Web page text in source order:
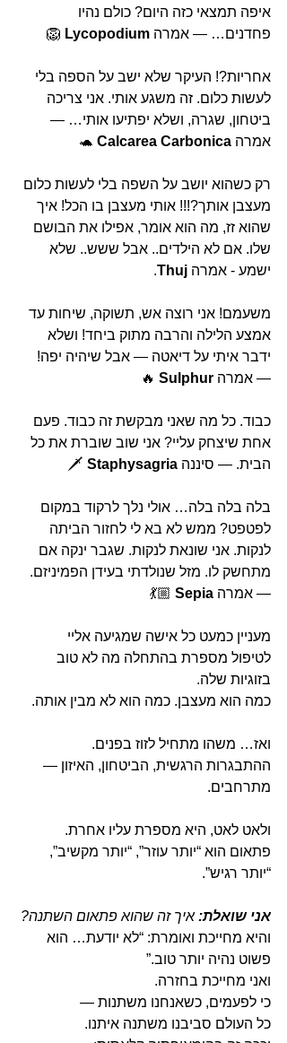
איפה תמצאי כזה היום? כולם נהיו
פחדנים… — אמרה Lycopodium
🦁
אחריות?! העיקר שלא ישב על הספה בלי
לעשות כלום. זה משגע אותי. אני צריכה
ביטחון, שגרה, ושלא יפתיעו אותי… —
אמרה Calcarea Carbonica
🐢
רק כשהוא יושב על השפה בלי לעשות כלום
מעצבן אותך?!!! אותי מעצבן בו הכל! איך
שהוא זז, מה הוא אומר, אפילו את הבושם
שלו. אם לא הילדים.. אבל ששש.. שלא
ישמע - אמרה Thuj
.
משעמם! אני רוצה אש, תשוקה, שיחות עד
אמצע הלילה והרבה מתוק ביחד! ושלא
ידבר איתי על דיאטה — אבל שיהיה יפה!
— אמרה Sulphur
🔥
כבוד. כל מה שאני מבקשת זה כבוד. פעם
אחת שיצחק עליי? אני שוב שוברת את כל
הבית. — סיננה Staphysagria
🗡️
בלה בלה בלה… אולי נלך לרקוד במקום
לפטפט? ממש לא בא לי לחזור הביתה
לנקות. אני שונאת לנקות. שגבר ינקה אם
מתחשק לו. מזל שנולדתי בעידן הפמיניזם.
— אמרה Sepia
💃🏼
מעניין כמעט כל אישה שמגיעה אליי
לטיפול מספרת בהתחלה מה לא טוב
בזוגיות שלה.
כמה הוא מעצבן. כמה הוא לא מבין אותה.
ואז… משהו מתחיל לזוז בפנים.
ההתבגרות הרגשית, הביטחון, האיזון —
מתרחבים.
ולאט לאט, היא מספרת עליו אחרת.
פתאום הוא “יותר עוזר”, “יותר מקשיב”,
“יותר רגיש”.
אני שואלת: איך זה שהוא פתאום השתנה?
והיא מחייכת ואומרת: “לא יודעת… הוא
פשוט נהיה יותר טוב.”
ואני מחייכת בחזרה.
כי לפעמים, כשאנחנו משתנות —
כל העולם סביבנו משתנה איתנו.